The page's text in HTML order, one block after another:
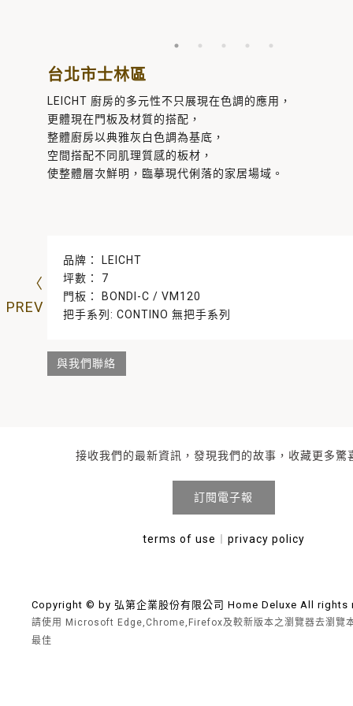
台北市士林區
LEICHT 廚房的多元性不只展現在色調的應用，
更體現在門板及材質的搭配，
整體廚房以典雅灰白色調為基底，
空間搭配不同肌理質感的板材，
使整體層次鮮明，臨摹現代俐落的家居場域。
品牌： LEICHT
坪數： 7
門板： BONDI-C / VM120
把手系列: CONTINO 無把手系列
與我們聯絡
Copyright © by 弘第企業股份有限公司 Home Deluxe All rights
請使用 Microsoft Edge,Chrome,Firefox及較新版本之瀏覽器去瀏覽
最佳
接收我們的最新資訊，發現我們的故事，收藏更多驚
訂閱電子報
terms of use privacy policy